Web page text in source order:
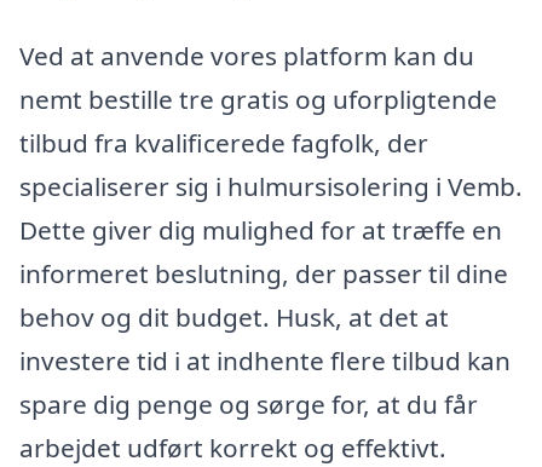
Ved at anvende vores platform kan du
nemt bestille tre gratis og uforpligtende
tilbud fra kvalificerede fagfolk, der
specialiserer sig i hulmursisolering i Vemb.
Dette giver dig mulighed for at træffe en
informeret beslutning, der passer til dine
behov og dit budget. Husk, at det at
investere tid i at indhente flere tilbud kan
spare dig penge og sørge for, at du får
arbejdet udført korrekt og effektivt.